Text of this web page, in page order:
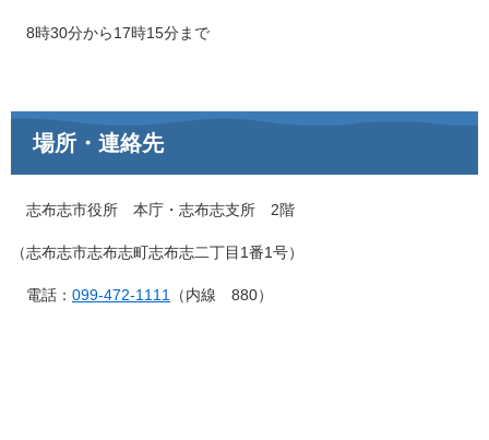
8時30分から17時15分まで
場所・連絡先
志布志市役所 本庁・志布志支所 2階
（志布志市志布志町志布志二丁目1番1号）
電話： 099-472-1111 （内線 880）